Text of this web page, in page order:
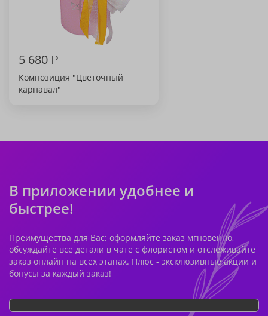
5 680₽
Композиция "Цветочный
карнавал"
В приложении удобнее и
быстрее!
Преимущества для Вас: оформляйте заказ мгновенно,
обсуждайте все детали в чате с флористом и отслеживайте
заказ онлайн на всех этапах. Плюс - эксклюзивные акции и
бонусы за каждый заказ!